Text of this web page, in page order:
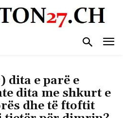
dita e parë e
dita me shkurt e
dhe të ftoftit